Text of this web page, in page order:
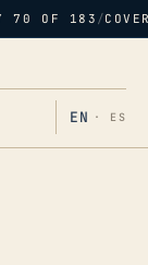
70 OF 183 /
EN · ES